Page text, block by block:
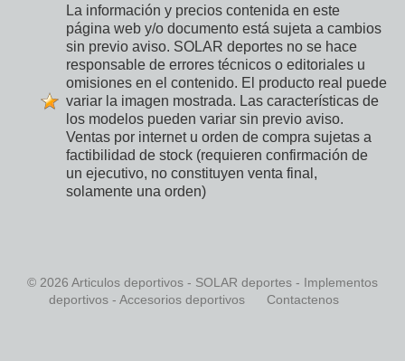
La información y precios contenida en este
página web y/o documento está sujeta a cambios
sin previo aviso. SOLAR deportes no se hace
responsable de errores técnicos o editoriales u
omisiones en el contenido. El producto real puede
variar la imagen mostrada. Las características de
los modelos pueden variar sin previo aviso.
Ventas por internet u orden de compra sujetas a
factibilidad de stock (requieren confirmación de
un ejecutivo, no constituyen venta final,
solamente una orden)
© 2026 Articulos deportivos - SOLAR deportes - Implementos
deportivos - Accesorios deportivos
Contactenos